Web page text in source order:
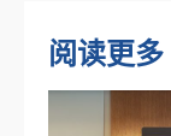
阅读更多